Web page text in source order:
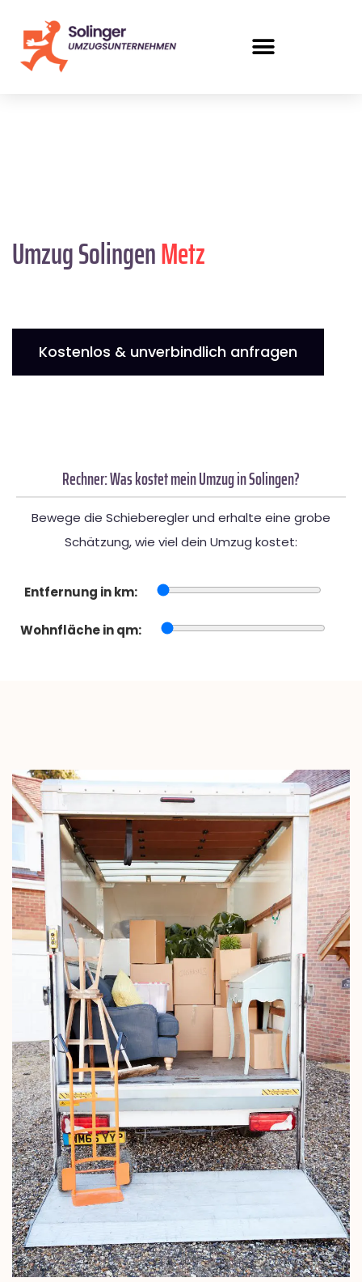
Umzug SolingenMetz
Kostenlos & unverbindlich anfragen
Rechner: Was kostet mein Umzug in Solingen?
Bewege die Schieberegler und erhalte eine grobe
Schätzung, wie viel dein Umzug kostet:
Entfernung in km:
Wohnfläche in qm: